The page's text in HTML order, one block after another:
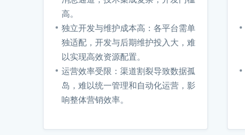
高。
独立开发与维护成本高：各平台需单
独适配，开发与后期维护投入大，难
以实现高效资源配置。
运营效率受限：渠道割裂导致数据孤
岛，难以统一管理和自动化运营，影
响整体营销效率。